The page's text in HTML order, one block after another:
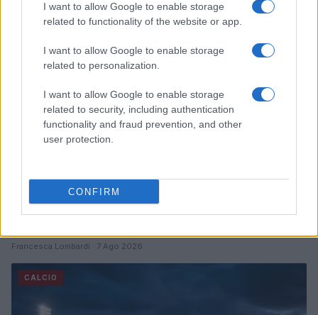
I want to allow Google to enable storage
related to functionality of the website or app.
I want to allow Google to enable storage
related to personalization.
I want to allow Google to enable storage
related to security, including authentication
functionality and fraud prevention, and other
user protection.
CONFIRM
CALCIO
America’s Cup 2026: guida per seguire le regate da
Francesca Lombardi · 7 Ago 2026
CALCIO